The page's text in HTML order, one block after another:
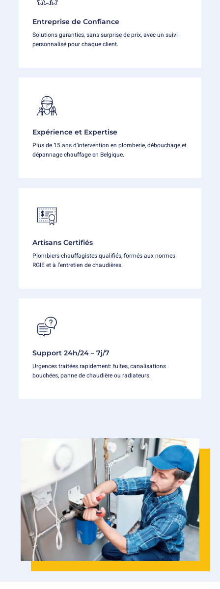
Entreprise de Confiance
Solutions garanties, sans surprise de prix, avec un suivi
personnalisé pour chaque client.
Expérience et Expertise
Plus de 15 ans d’intervention en plomberie, débouchage et
dépannage chauffage en Belgique.
Artisans Certifiés
Plombiers-chauffagistes qualifiés, formés aux normes
RGIE et à l’entretien de chaudières.
Support 24h/24 – 7j/7
Urgences traitées rapidement: fuites, canalisations
bouchées, panne de chaudière ou radiateurs.